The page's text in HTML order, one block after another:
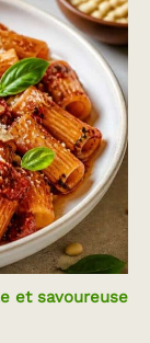
et savoureuse